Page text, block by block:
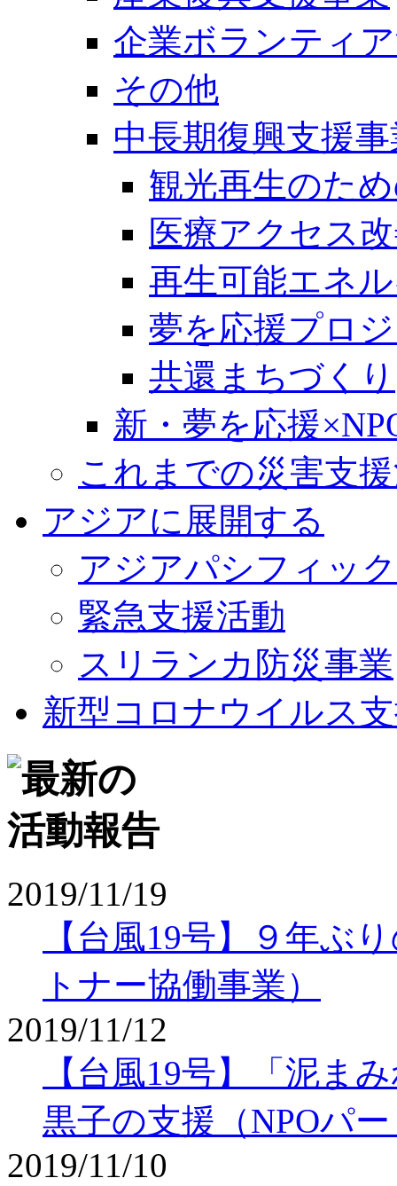
企業ボランティ
その他
中長期復興支援
観光再生のた
医療アクセス
再生可能エネ
夢を応援プロ
共還まちづくり
新・夢を応援
これまでの災害支
アジアに展開する
アジアパシフィッ
緊急支援活動
スリランカ防災事業
新型コロナウイルス
2019/11/19
【台風19号】９年ぶ
トナー協働事業）
2019/11/12
【台風19号】「泥ま
黒子の支援（NPOパ
2019/11/10